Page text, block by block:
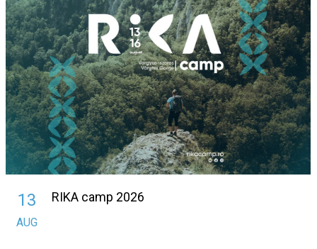
13
AUG
RIKA camp 2026